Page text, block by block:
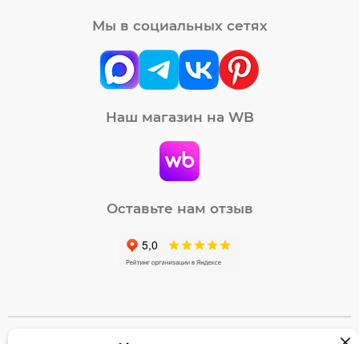
Мы в социальных сетях
Наш магазин на WB
Оставьте нам отзыв